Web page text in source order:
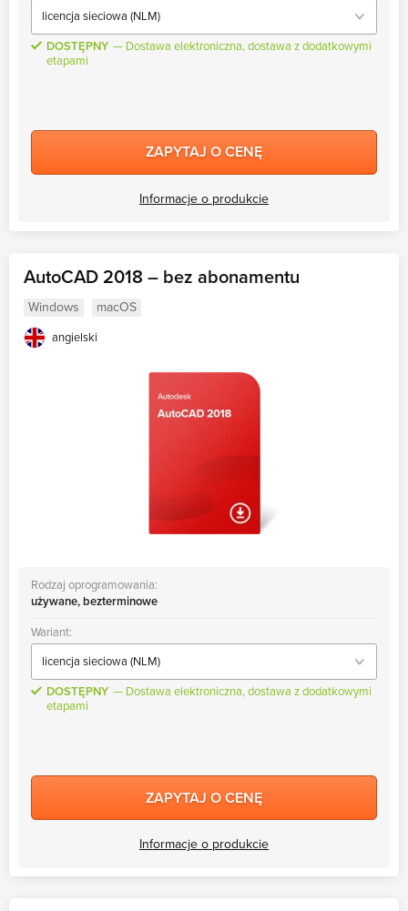
DOSTĘPNY
Dostawa elektroniczna, dostawa z dodatkowymi
etapami
ZAPYTAJ O CENĘ
Informacje o produkcie
AutoCAD 2018 – bez abonamentu
Windows macOS
angielski
Rodzaj oprogramowania:
używane, bezterminowe
Wariant:
DOSTĘPNY
Dostawa elektroniczna, dostawa z dodatkowymi
etapami
ZAPYTAJ O CENĘ
Informacje o produkcie